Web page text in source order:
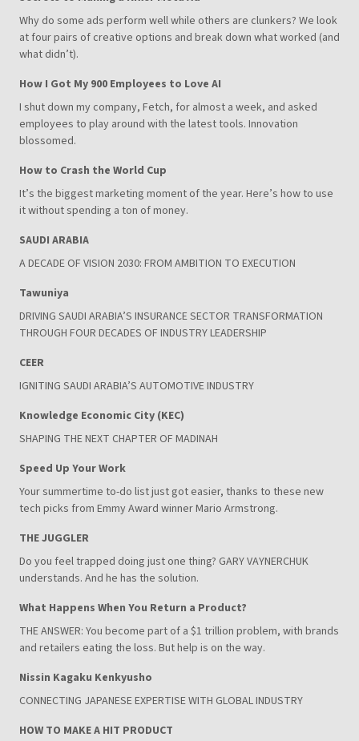
Why do some ads perform well while others are clunkers? We look
at four pairs of creative options and break down what worked (and
what didn’t).
How I Got My 900 Employees to Love AI
I shut down my company, Fetch, for almost a week, and asked
employees to play around with the latest tools. Innovation
blossomed.
How to Crash the World Cup
It’s the biggest marketing moment of the year. Here’s how to use
it without spending a ton of money.
SAUDI ARABIA
A DECADE OF VISION 2030: FROM AMBITION TO EXECUTION
Tawuniya
DRIVING SAUDI ARABIA’S INSURANCE SECTOR TRANSFORMATION
THROUGH FOUR DECADES OF INDUSTRY LEADERSHIP
CEER
IGNITING SAUDI ARABIA’S AUTOMOTIVE INDUSTRY
Knowledge Economic City (KEC)
SHAPING THE NEXT CHAPTER OF MADINAH
Speed Up Your Work
Your summertime to-do list just got easier, thanks to these new
tech picks from Emmy Award winner Mario Armstrong.
THE JUGGLER
Do you feel trapped doing just one thing? GARY VAYNERCHUK
understands. And he has the solution.
What Happens When You Return a Product?
THE ANSWER: You become part of a $1 trillion problem, with brands
and retailers eating the loss. But help is on the way.
Nissin Kagaku Kenkyusho
CONNECTING JAPANESE EXPERTISE WITH GLOBAL INDUSTRY
HOW TO MAKE A HIT PRODUCT